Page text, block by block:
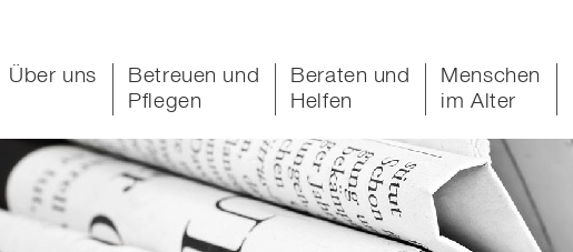
Über uns
Betreuen und
Pflegen
Beraten und
Helfen
Menschen
im Alter